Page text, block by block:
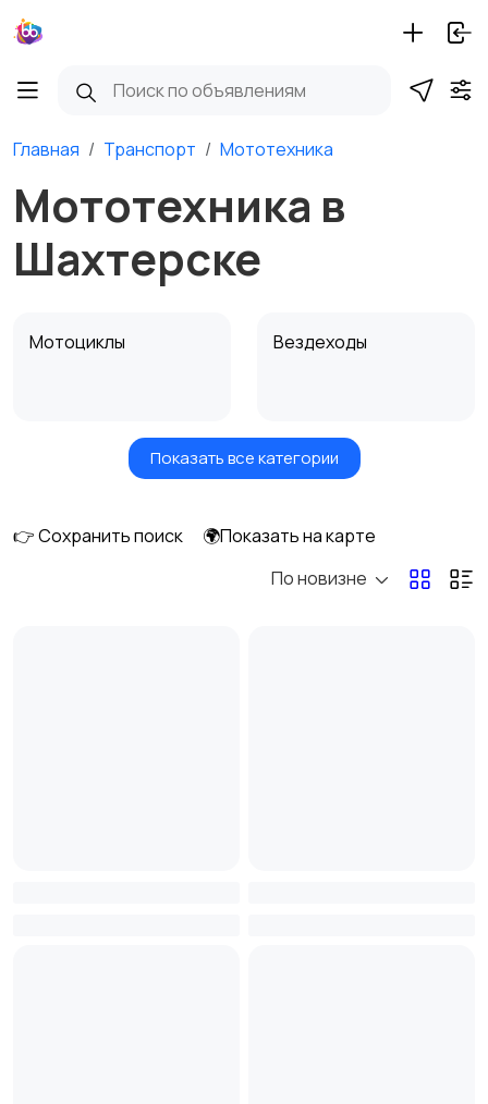
Главная Транспорт Мототехника
Мототехника в
Шахтерске
Мотоциклы Вездеходы
Квадроциклы и багги
Снегоходы
Показать все категории
👉 Сохранить поиск
🌍Показать на карте
По новизне